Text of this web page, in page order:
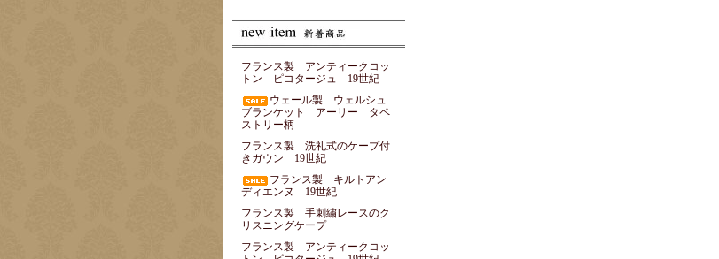
フランス製 アンティークコッ
トン ピコタージュ 19世紀
ウェール製 ウェルシュ
ブランケット アーリー タペ
ストリー柄
フランス製 洗礼式のケープ付
きガウン 19世紀
フランス製 キルトアン
ディエンヌ 19世紀
フランス製 手刺繍レースのク
リスニングケープ
フランス製 アンティークコッ